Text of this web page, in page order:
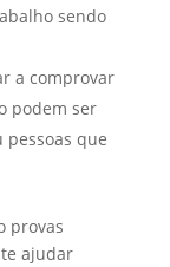
sendo
a comprovar
podem ser
que
provas
ajudar